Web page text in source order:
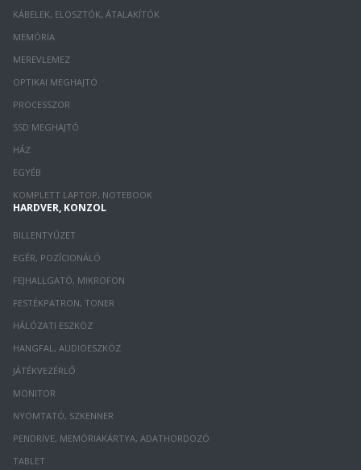
KÁBELEK, ELOSZTÓK, ÁTALAKÍTÓK
MEMÓRIA
MEREVLEMEZ
OPTIKAI MEGHAJTÓ
PROCESSZOR
SSD MEGHAJTÓ
HÁZ
EGYÉB
KOMPLETT LAPTOP, NOTEBOOK
HARDVER, KONZOL
BILLENTYŰZET
EGÉR, POZÍCIONÁLÓ
FEJHALLGATÓ, MIKROFON
FESTÉKPATRON, TONER
HÁLÓZATI ESZKÖZ
HANGFAL, AUDIOESZKÖZ
JÁTÉKVEZÉRLŐ
MONITOR
NYOMTATÓ, SZKENNER
PENDRIVE, MEMÓRIAKÁRTYA, ADATHORDOZÓ
TABLET